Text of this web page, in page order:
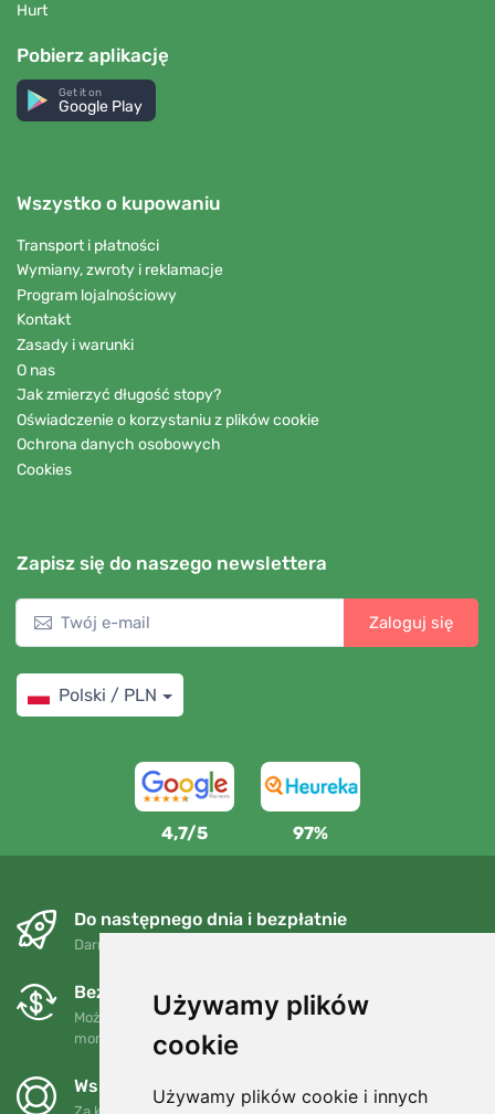
Używamy plików
cookie
Używamy plików cookie i innych
Hurt
Pobierz aplikację
Get it on
Google Play
Wszystko o kupowaniu
Transport i płatności
Wymiany, zwroty i reklamacje
Program lojalnościowy
Kontakt
Zasady i warunki
O nas
Jak zmierzyć długość stopy?
Oświadczenie o korzystaniu z plików cookie
Ochrona danych osobowych
Cookies
Zapisz się do naszego newslettera
Zaloguj się
Polski / PLN
4,7/5 97%
Do następnego dnia i bezpłatnie
Darmowa wysyłka dla zamówień powyżej 250 PLN
Bezpłatne wymiany i zwroty
Możesz zwrócić lub wymienić swoje zamówienie w dowolnym
momencie w ciągu 90 dni.
Wspieramy Trees.org